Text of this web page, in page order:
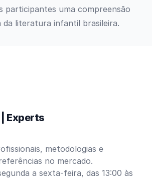
participantes uma compreensão
da literatura infantil brasileira.
Experts
metodologias e
no mercado.
a sexta-feira, das 13:00 às